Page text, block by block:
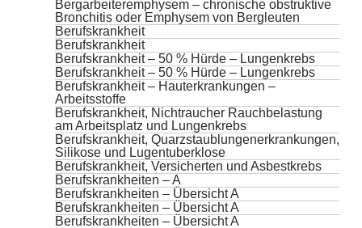
Bergarbeiteremphysem – chronische obstruktive
Bronchitis oder Emphysem von Bergleuten
Berufskrankheit
Berufskrankheit
Berufskrankheit – 50 % Hürde – Lungenkrebs
Berufskrankheit – 50 % Hürde – Lungenkrebs
Berufskrankheit – Hauterkrankungen –
Arbeitsstoffe
Berufskrankheit, Nichtraucher Rauchbelastung
am Arbeitsplatz und Lungenkrebs
Berufskrankheit, Quarzstaublungenerkrankungen,
Silikose und Lugentuberklose
Berufskrankheit, Versicherten und Asbestkrebs
Berufskrankheiten – A
Berufskrankheiten – Übersicht A
Berufskrankheiten – Übersicht A
Berufskrankheiten – Übersicht A